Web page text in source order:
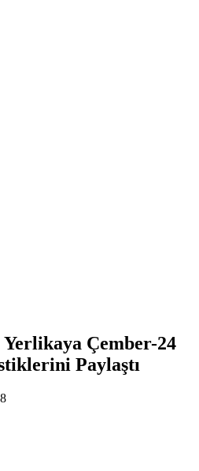
Çember-24
Paylaştı